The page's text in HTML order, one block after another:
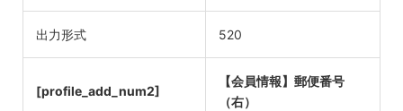
出力形式 520
[profile_add_num2]
【会員情報】郵便番号
（右）